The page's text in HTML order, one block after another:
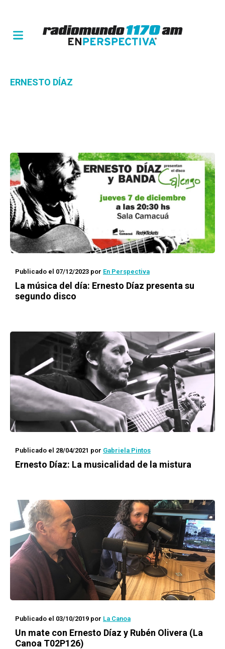
ERNESTO DÍAZ
Publicado el 07/12/2023 por En Perspectiva
La música del día: Ernesto Díaz presenta su
segundo disco
Publicado el 28/04/2021 por Gabriela Pintos
Ernesto Díaz: La musicalidad de la mistura
Publicado el 03/10/2019 por La Canoa
Un mate con Ernesto Díaz y Rubén Olivera (La
Canoa T02P126)